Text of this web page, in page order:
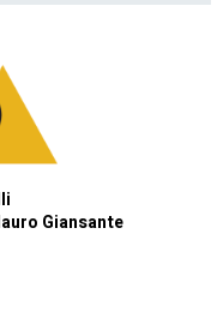
Giansante